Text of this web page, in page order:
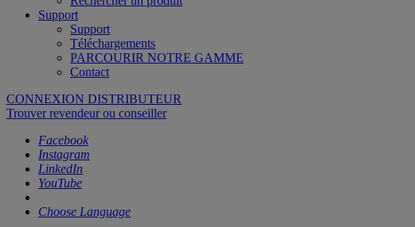
Support
Support
Téléchargements
PARCOURIR NOTRE GAMME
Contact
CONNEXION DISTRIBUTEUR
Trouver revendeur ou conseiller
Facebook
Instagram
LinkedIn
YouTube
Choose Language